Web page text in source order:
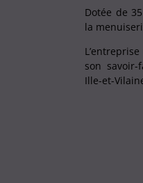
Dotée de
la
son
Ille-et-